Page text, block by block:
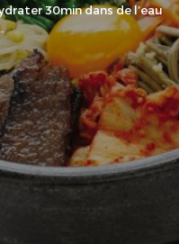
30min dans de l’eau